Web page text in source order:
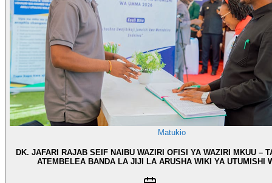
Matukio
DK. JAFARI RAJAB SEIF NAIBU WAZIRI OFISI YA WAZIRI MKUU –
ATEMBELEA BANDA LA JIJI LA ARUSHA WIKI YA UTUMISHI